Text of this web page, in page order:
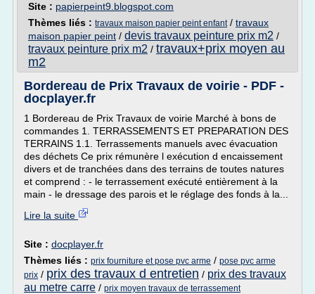
Site : papierpeint9.blogspot.com
Thèmes liés : travaux maison papier peint enfant/ travaux
maison papier peint / devis travaux peinture prix m2 /
travaux peinture prix m2 / travaux+prix moyen au
m2
Bordereau de Prix Travaux de voirie - PDF -
docplayer.fr
1 Bordereau de Prix Travaux de voirie Marché à bons de
commandes 1. TERRASSEMENTS ET PREPARATION DES
TERRAINS 1.1. Terrassements manuels avec évacuation
des déchets Ce prix rémunère l exécution d encaissement
divers et de tranchées dans des terrains de toutes natures
et comprend : - le terrassement exécuté entièrement à la
main - le dressage des parois et le réglage des fonds à la...
Lire la suite
Site : docplayer.fr
Thèmes liés : prix fourniture et pose pvc arme / pose pvc arme
prix / prix des travaux d entretien / prix des travaux
au metre carre / prix moyen travaux de terrassement